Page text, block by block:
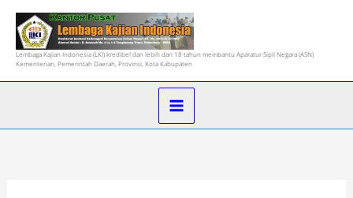
Lewati
konten
Lembaga Kajian Indonesia (LKI) kredibel dan lebih dari 18 tahun membantu Aparatur Sipil Negara (ASN)
Kementerian, Pemerintah Daerah, Provinsi, Kota Kabupaten